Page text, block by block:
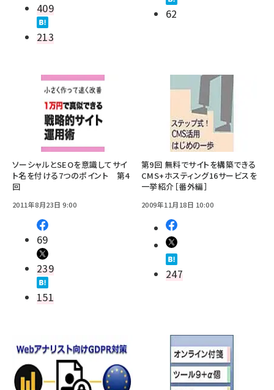
409
213
62
ソーシャルとSEOを意識してサイ
ト名を付ける7つのポイント 第4
回
2011年8月23日 9:00
69
239
151
第9回 無料でサイトを構築できる
CMS+ホスティング16サービスを
一挙紹介［番外編］
2009年11月18日 10:00
247